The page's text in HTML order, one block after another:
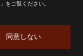
」をご覧ください。
同意しない